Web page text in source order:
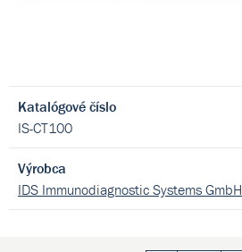
Katalógové číslo
IS-CT100
Výrobca
IDS Immunodiagnostic Systems GmbH